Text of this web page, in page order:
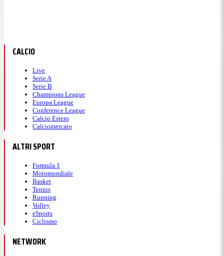
CALCIO
Live
Serie A
Serie B
Champions League
Europa League
Conference League
Calcio Estero
Calciomercato
ALTRI SPORT
Formula 1
Motomondiale
Basket
Tennis
Running
Volley
eSports
Ciclismo
NETWORK